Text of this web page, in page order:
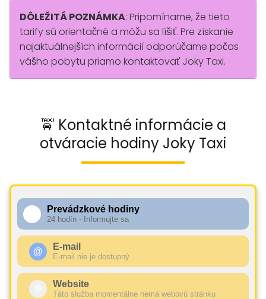
DÔLEŽITÁ POZNÁMKA: Pripomíname, že tieto
tarify sú orientačné a môžu sa líšiť. Pre získanie
najaktuálnejších informácií odporúčame počas
vášho pobytu priamo kontaktovať Joky Taxi.
🚖 Kontaktné informácie a
otváracie hodiny Joky Taxi
Prevádzkové hodiny
24 hodín - Informujte sa
@ E-mail
E-mail nie je dostupný
Website
Táto služba momentálne nemá webovú stránku